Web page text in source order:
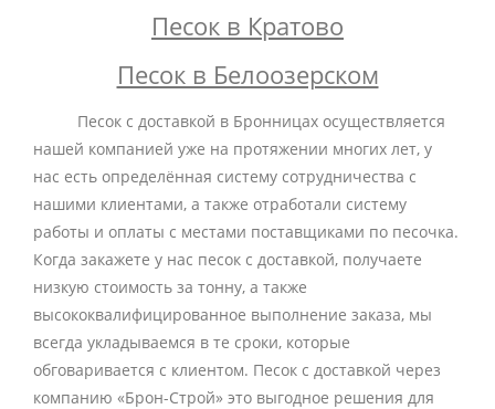
Песок в Кратово
Песок в Белоозерском
Песок с доставкой в Бронницах осуществляется
нашей компанией уже на протяжении многих лет, у
нас есть определённая систему сотрудничества с
нашими клиентами, а также отработали систему
работы и оплаты с местами поставщиками по песочка.
Когда закажете у нас песок с доставкой, получаете
низкую стоимость за тонну, а также
высококвалифицированное выполнение заказа, мы
всегда укладываемся в те сроки, которые
обговаривается с клиентом. Песок с доставкой через
компанию «Брон-Строй» это выгодное решения для